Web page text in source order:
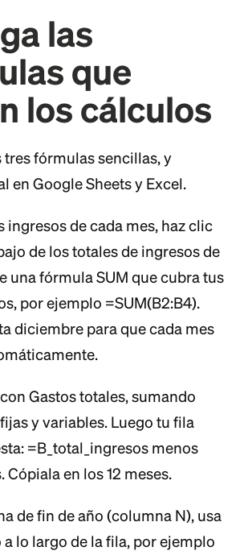
las
que
los cálculos
tres fórmulas sencillas, y
en Google Sheets y Excel.
ingresos de cada mes, haz clic
de los totales de ingresos de
una fórmula SUM que cubra tus
por ejemplo =SUM(B2:B4).
diciembre para que cada mes
Gastos totales, sumando
y variables. Luego tu fila
=B_total_ingresos menos
Cópiala en los 12 meses.
de fin de año (columna N), usa
a lo largo de la fila, por ejemplo